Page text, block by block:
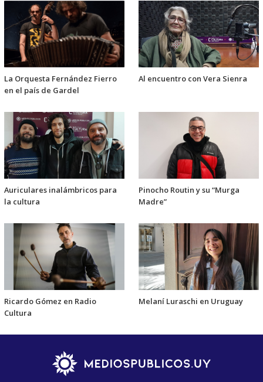
La Orquesta Fernández Fierro
en el país de Gardel
Al encuentro con Vera Sienra
Auriculares inalámbricos para
la cultura
Pinocho Routin y su “Murga
Madre”
Ricardo Gómez en Radio
Cultura
Melaní Luraschi en Uruguay